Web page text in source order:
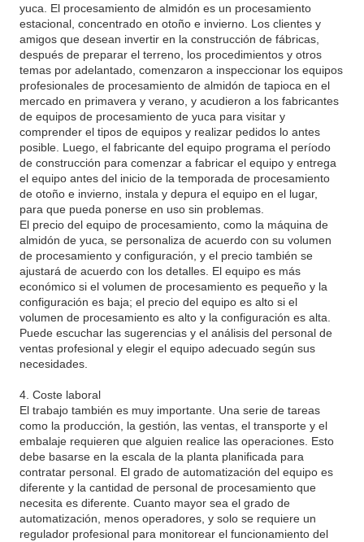
yuca. El procesamiento de almidón es un procesamiento
estacional, concentrado en otoño e invierno. Los clientes y
amigos que desean invertir en la construcción de fábricas,
después de preparar el terreno, los procedimientos y otros
temas por adelantado, comenzaron a inspeccionar los equipos
profesionales de procesamiento de almidón de tapioca en el
mercado en primavera y verano, y acudieron a los fabricantes
de equipos de procesamiento de yuca para visitar y
comprender el tipos de equipos y realizar pedidos lo antes
posible. Luego, el fabricante del equipo programa el período
de construcción para comenzar a fabricar el equipo y entrega
el equipo antes del inicio de la temporada de procesamiento
de otoño e invierno, instala y depura el equipo en el lugar,
para que pueda ponerse en uso sin problemas.
El precio del equipo de procesamiento, como la máquina de
almidón de yuca, se personaliza de acuerdo con su volumen
de procesamiento y configuración, y el precio también se
ajustará de acuerdo con los detalles. El equipo es más
económico si el volumen de procesamiento es pequeño y la
configuración es baja; el precio del equipo es alto si el
volumen de procesamiento es alto y la configuración es alta.
Puede escuchar las sugerencias y el análisis del personal de
ventas profesional y elegir el equipo adecuado según sus
necesidades.
4. Coste laboral
El trabajo también es muy importante. Una serie de tareas
como la producción, la gestión, las ventas, el transporte y el
embalaje requieren que alguien realice las operaciones. Esto
debe basarse en la escala de la planta planificada para
contratar personal. El grado de automatización del equipo es
diferente y la cantidad de personal de procesamiento que
necesita es diferente. Cuanto mayor sea el grado de
automatización, menos operadores, y solo se requiere un
regulador profesional para monitorear el funcionamiento del